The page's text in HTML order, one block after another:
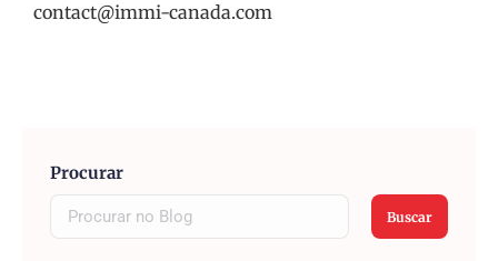
contact@immi-canada.com
Procurar
Buscar